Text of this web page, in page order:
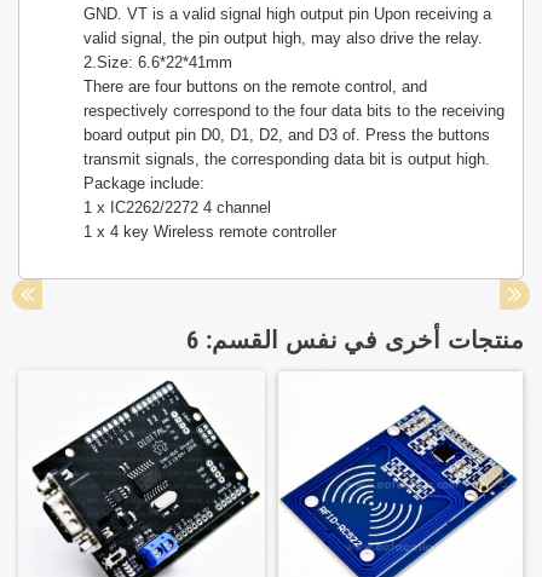
GND. VT is a valid signal high output pin Upon receiving a
valid signal, the pin output high, may also drive the relay.
2.Size: 6.6*22*41mm
There are four buttons on the remote control, and
respectively correspond to the four data bits to the receiving
board output pin D0, D1, D2, and D3 of. Press the buttons
transmit signals, the corresponding data bit is output high.
Package include:
1 x IC2262/2272 4 channel
1 x 4 key Wireless remote controller
منتجات أخرى في نفس القسم: 6